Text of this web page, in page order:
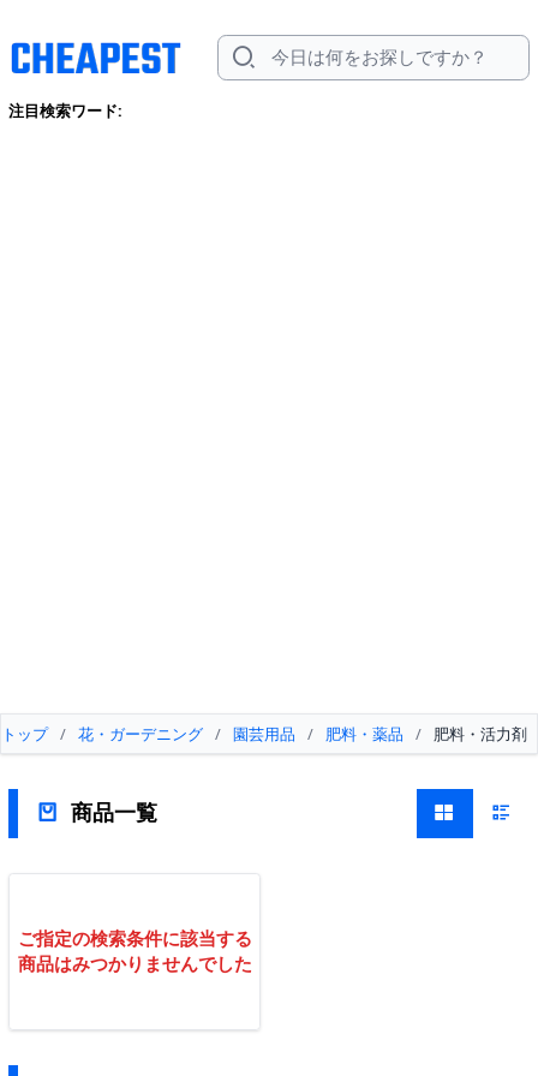
注目検索ワード:
トップ / 花・ガーデニング / 園芸用品 / 肥料・薬品 / 肥料・活力剤
商品一覧
ご指定の検索条件に該当する
商品はみつかりませんでした